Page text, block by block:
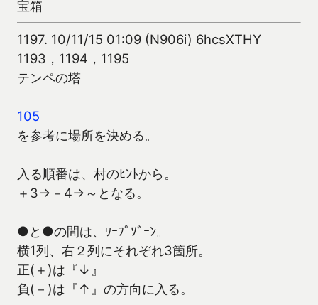
宝箱
1197. 10/11/15 01:09 (N906i) 6hcsXTHY
1193，1194，1195
テンペの塔
105
を参考に場所を決める。
入る順番は、村のﾋﾝﾄから。
＋3→－4→～となる。
●と●の間は、ﾜｰﾌﾟｿﾞｰﾝ。
横1列、右２列にそれぞれ3箇所。
正(＋)は『↓』
負(－)は『↑』の方向に入る。